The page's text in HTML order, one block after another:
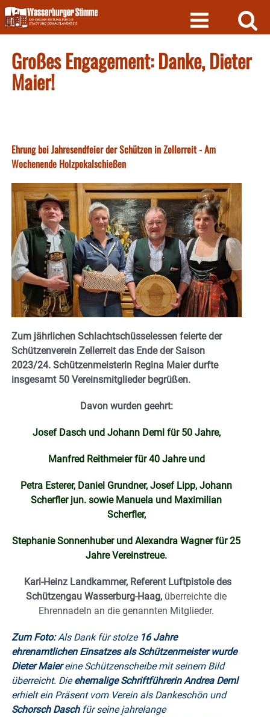
Skip
to
content
Großes Engagement: Danke, Dieter
Maier!
Ehrung bei Jahresendfeier der Schützen in Zellerreit - Am
Wochenende Holzpokalschießen
Zum jährlichen Schlachtschüsselessen feierte der
Schützenverein Zellerreit das Ende der Saison
2023/24. Schützenmeisterin Regina Maier durfte
insgesamt 50 Vereinsmitglieder begrüßen.
Davon wurden geehrt:
Josef Dasch und Johann Deml für 50 Jahre,
Manfred Reithmeier für 40 Jahre und
Petra Esterer, Daniel Grundner, Josef Lipp, Johann
Scherfler jun. sowie Manuela und Maximilian
Scherfler,
Stephanie Sonnenhuber und Alexandra Wagner für 25
Jahre Vereinstreue.
Karl-Heinz Landkammer, Referent Luftpistole des
Schützengau Wasserburg-Haag, überreichte die
Ehrennadeln an die genannten Mitglieder.
Zum Foto: Als Dank für stolze 16 Jahre
ehrenamtlichen Einsatzes als Schützenmeister wurde
Dieter Maiereine Schützenscheibe mit seinem Bild
überreicht. Dieehemalige Schriftführerin Andrea Deml
erhielt ein Präsent vom Verein als Dankeschön und
Schorsch Daschfür seine jahrelange